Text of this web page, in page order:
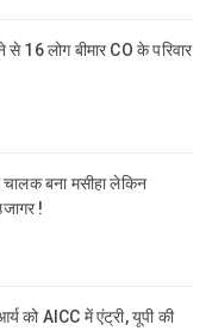
16 लोग बीमार CO के परिवार
बना मसीहा लेकिन
!
को AICC में एंट्री, यूपी की